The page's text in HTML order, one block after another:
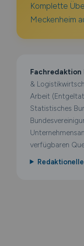
Komplette
Meckenheim
Fachredaktion
&
Arbeit
Statistisches
verfügbaren